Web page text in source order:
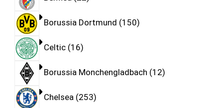
Borussia Dortmund 150
Celtic 16
Borussia Monchengladbach 12
Chelsea 253